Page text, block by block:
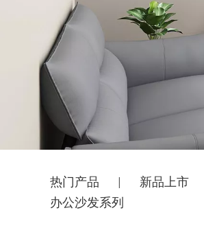
热门产品 新品上市
办公沙发系列